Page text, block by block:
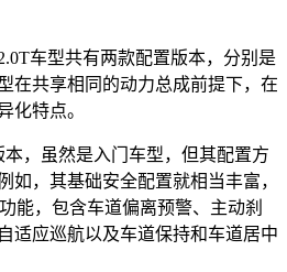
车型共有两款配置版本，分别是
在共享相同的动力总成前提下，在
化特点。
本，虽然是入门车型，但其配置方
如，其基础安全配置就相当丰富，
能，包含车道偏离预警、主动刹
适应巡航以及车道保持和车道居中